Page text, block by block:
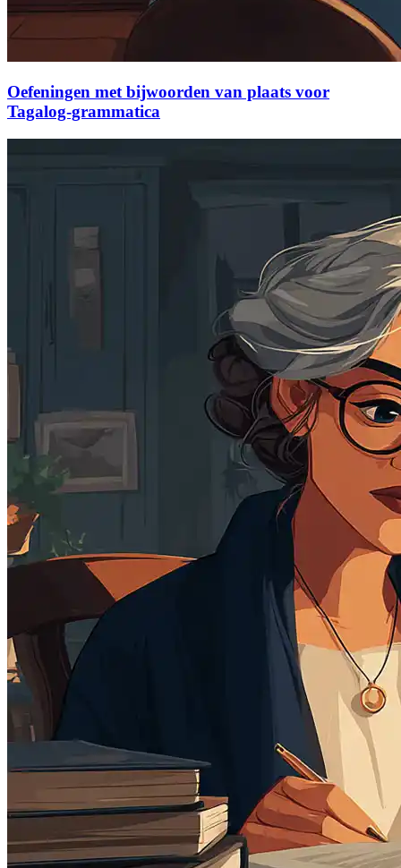
Oefeningen met bijwoorden van plaats voor
Tagalog-grammatica